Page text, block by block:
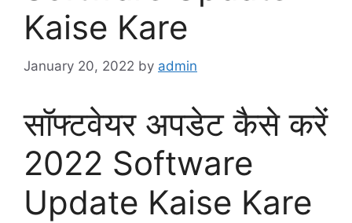
Kaise Kare
January 20, 2022 by admin
सॉफ्टवेयर अपडेट कैसे करें
2022 Software
Update Kaise Kare